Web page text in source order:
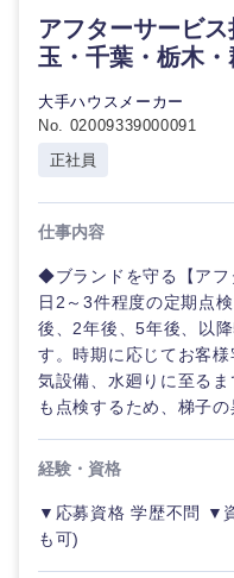
アフターサービ
玉・千葉・栃木
大手ハウスメーカー
No. 02009339000091
正社員
仕事内容
◆ブランドを守る【アフ
日2～3件程度の定期点
後、2年後、5年後、以
す。時期に応じてお客
気設備、水廻りに至る
も点検するため、梯子
経験・資格
▼応募資格 学歴不問 ▼
も可)